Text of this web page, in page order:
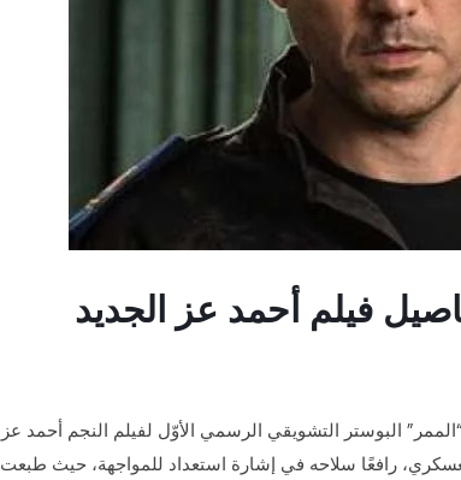
فيلم أحمد عز الجديد
البوستر التشويقي الرسمي الأوّل لفيلم النجم أحمد عز
رافعًا سلاحه في إشارة استعداد للمواجهة، حيث طبعت